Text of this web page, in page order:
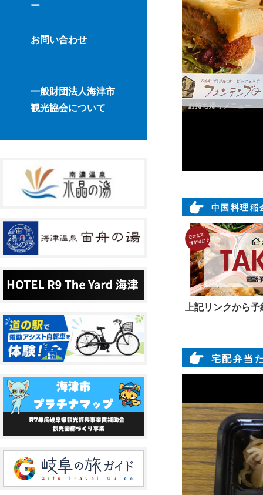
お持ち帰りメニュー
中国料理
上記リンクから
宅配弁
ー
お問い合わせ
一般財団法人海津市
観光協会について